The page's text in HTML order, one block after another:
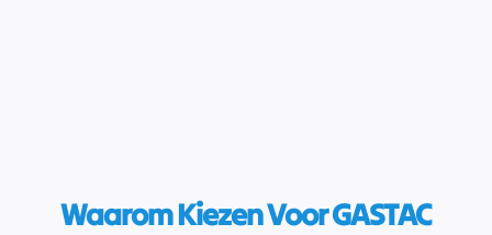
Waarom Kiezen Voor GASTAC